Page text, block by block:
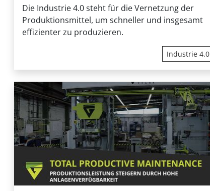
Die Industrie 4.0 steht für die Vernetzung der
Produktionsmittel, um schneller und insgesamt
effizienter zu produzieren.
Industrie 4.0